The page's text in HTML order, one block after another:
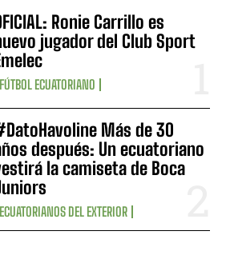
Ronie Carrillo es
jugador del Club Sport
FÚTBOL ECUATORIANO
Más de 30
después: Un ecuatoriano
la camiseta de Boca
ECUATORIANOS DEL EXTERIOR